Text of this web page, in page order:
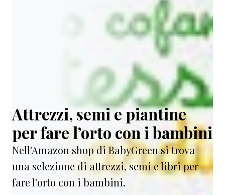
Attrezzi, semi e piantine
per fare l’orto con i bambini
Nell'Amazon shop di BabyGreen si trova
una selezione di attrezzi, semi e libri per
fare l'orto con i bambini.